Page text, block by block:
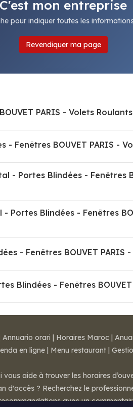
C'est mon entreprise
pour indiquer toutes les
Revendiquer ma page
PARIS - Volets
Fenêtres BOUVET PARIS -
- Portes Blindées - Fenêtres
Portes Blindées - Fenêtres
- Fenêtres BOUVET
Blindées - Fenêtres
Annuario orari | Horaires Maroc |
en ligne | Menu restaurant |
aide à trouver les horaires
d'accès ? Recherchez le
avec un